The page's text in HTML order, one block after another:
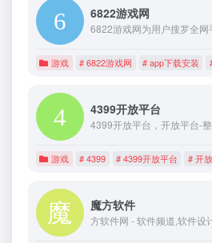
6822游戏网
游戏 # 6822游戏网 # app下载安装
4399开放平台
4399开放平台，开放平台-
游戏 # 4399 # 4399开放平台 # 开
魔方软件